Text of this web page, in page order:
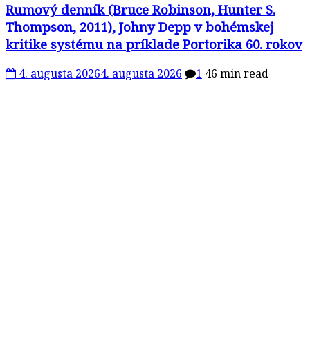
Rumový denník (Bruce Robinson, Hunter S.
Thompson, 2011), Johny Depp v bohémskej
kritike systému na príklade Portorika 60. rokov
4. augusta 20264. augusta 2026 1 46 min read